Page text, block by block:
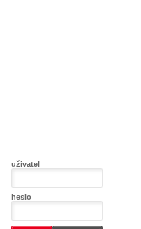
uživatel
heslo